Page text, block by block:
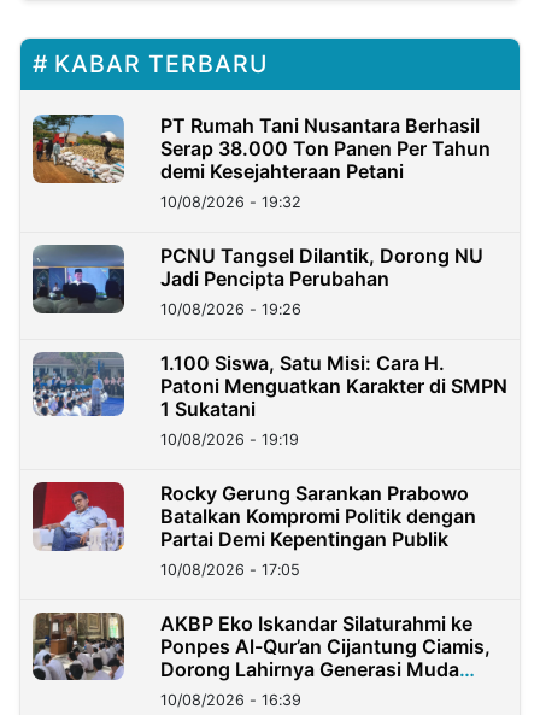
KABAR TERBARU
PT Rumah Tani Nusantara Berhasil
Serap 38.000 Ton Panen Per Tahun
demi Kesejahteraan Petani
10/08/2026 - 19:32
PCNU Tangsel Dilantik, Dorong NU
Jadi Pencipta Perubahan
10/08/2026 - 19:26
1.100 Siswa, Satu Misi: Cara H.
Patoni Menguatkan Karakter di SMPN
1 Sukatani
10/08/2026 - 19:19
Rocky Gerung Sarankan Prabowo
Batalkan Kompromi Politik dengan
Partai Demi Kepentingan Publik
10/08/2026 - 17:05
AKBP Eko Iskandar Silaturahmi ke
Ponpes Al-Qur’an Cijantung Ciamis,
Dorong Lahirnya Generasi Muda
Berkarakter
10/08/2026 - 16:39